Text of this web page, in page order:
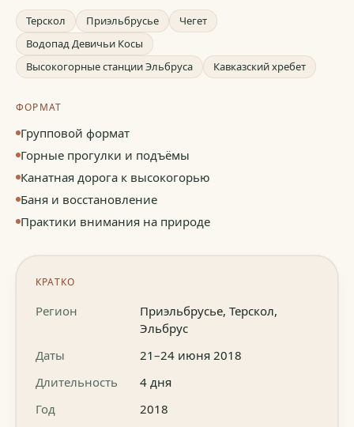
Терскол Приэльбрусье
Чегет
Водопад Девичьи Косы
Высокогорные станции Эльбруса
Кавказский хребет
ФОРМАТ
Групповой формат
Горные прогулки и подъёмы
Канатная дорога к высокогорью
Баня и восстановление
Практики внимания на природе
КРАТКО
Регион
Приэльбрусье, Терскол,
Эльбрус
Даты
21–24 июня 2018
Длительность
4 дня
Год
2018